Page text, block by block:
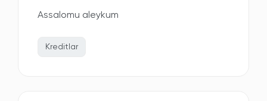
Assalomu aleykum
Kreditlar